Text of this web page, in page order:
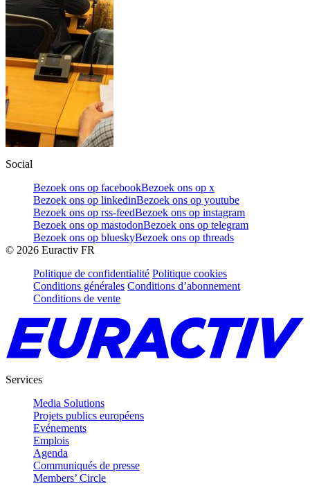
Social
Bezoek ons op facebookBezoek ons op x
Bezoek ons op linkedinBezoek ons op youtube
Bezoek ons op rss-feedBezoek ons op instagram
Bezoek ons op mastodonBezoek ons op telegram
Bezoek ons op blueskyBezoek ons op threads
© 2026 Euractiv FR
Politique de confidentialité Politique cookies
Conditions générales Conditions d’abonnement
Conditions de vente
Services
Media Solutions
Projets publics européens
Evénements
Emplois
Agenda
Communiqués de presse
Members’ Circle